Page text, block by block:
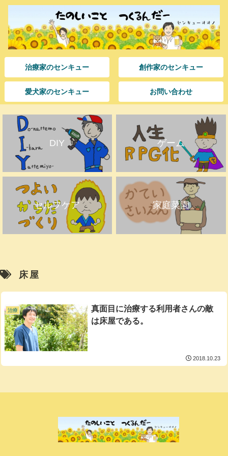
治療家のセンキュー 創作家のセンキュー
愛犬家のセンキュー お問い合わせ
DIY ゲーム
セルフケア 家庭菜園
床屋
治療
真面目に治療する利用者さんの敵
は床屋である。
2018.10.23